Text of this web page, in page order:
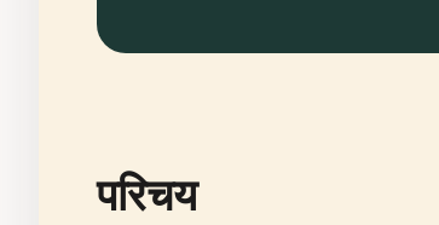
परिचय